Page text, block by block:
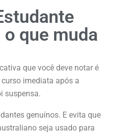
que muda
que você deve notar é
imediata após a
suspensa.
genuínos. E evita que
seja usado para